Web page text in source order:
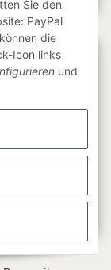
Sie den
PayPal
die
Icon links
und